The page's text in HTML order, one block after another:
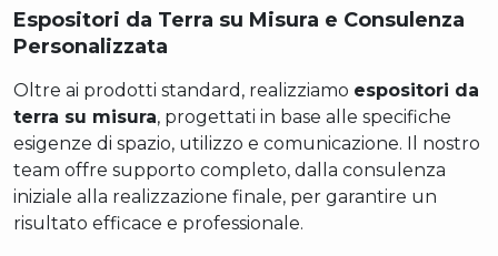
Espositori da Terra su Misura e Consulenza
Personalizzata
Oltre ai prodotti standard, realizziamo espositori da
terra su misura, progettati in base alle specifiche
esigenze di spazio, utilizzo e comunicazione. Il nostro
team offre supporto completo, dalla consulenza
iniziale alla realizzazione finale, per garantire un
risultato efficace e professionale.